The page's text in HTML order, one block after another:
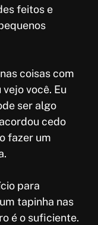
feitos e
coisas com
você. Eu
ser algo
cedo
fazer um
para
tapinha nas
é o suficiente.